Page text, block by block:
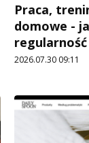
Praca,
domowe -
regularność
2026.07.30 09:11